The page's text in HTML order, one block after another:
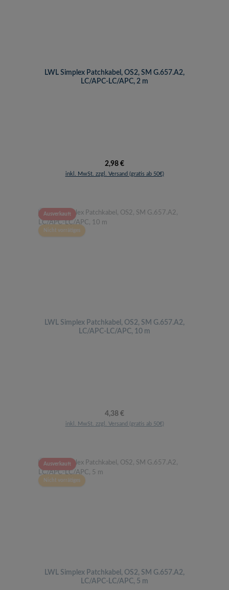
LWL Simplex Patchkabel, OS2, SM G.657.A2,
LC/APC-LC/APC, 2 m
Regulärer Preis:
2,98 €
inkl. MwSt. zzgl. Versand (gratis ab 50€)
Ausverkauft
Nicht vorrätiges
LWL Simplex Patchkabel, OS2, SM G.657.A2,
LC/APC-LC/APC, 10 m
Regulärer Preis:
4,38 €
inkl. MwSt. zzgl. Versand (gratis ab 50€)
Ausverkauft
Nicht vorrätiges
LWL Simplex Patchkabel, OS2, SM G.657.A2,
LC/APC-LC/APC, 5 m